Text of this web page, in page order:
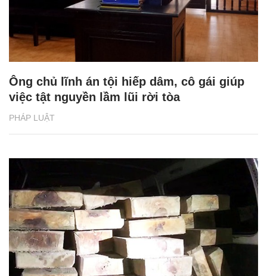
PHÁP LUẬT
Ông chủ lĩnh án tội hiếp dâm, cô gái giúp
việc tật nguyền lầm lũi rời tòa